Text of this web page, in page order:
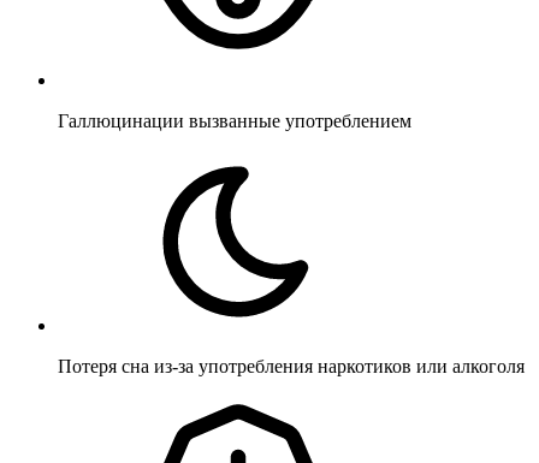
Галлюцинации вызванные употреблением
Потеря сна из-за употребления наркотиков или алкоголя